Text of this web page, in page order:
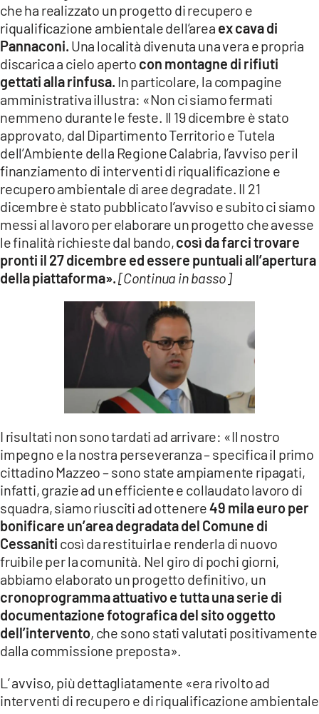
LACTV.IT
LACONAIR.IT
LACITYMAG.IT
ILREGGINO.IT
COSENZACHANNEL.IT
ILVIBONESE.IT
CATANZAROCHANNEL.IT
LACAPITALENEWS.IT
App
che ha realizzato un progetto di recupero e
riqualificazione ambientale dell’area ex cava di
Pannaconi. Una località divenuta una vera e propria
discarica a cielo aperto con montagne di rifiuti
gettati alla rinfusa. In particolare, la compagine
amministrativa illustra: «Non ci siamo fermati
nemmeno durante le feste. Il 19 dicembre è stato
approvato, dal Dipartimento Territorio e Tutela
dell’Ambiente della Regione Calabria, l’avviso per il
finanziamento di interventi di riqualificazione e
recupero ambientale di aree degradate. Il 21
dicembre è stato pubblicato l’avviso e subito ci siamo
messi al lavoro per elaborare un progetto che avesse
le finalità richieste dal bando,così da farci trovare
pronti il 27 dicembre ed essere puntuali all’apertura
della piattaforma».[Continua in basso]
I risultati non sono tardati ad arrivare: «Il nostro
impegno e la nostra perseveranza – specifica il primo
cittadino Mazzeo – sono state ampiamente ripagati,
infatti, grazie ad un efficiente e collaudato lavoro di
squadra, siamo riusciti ad ottenere49 mila euro per
bonificare un’area degradata del Comune di
Cessaniti così da restituirla e renderla di nuovo
fruibile per la comunità. Nel giro di pochi giorni,
abbiamo elaborato un progetto definitivo, un
cronoprogramma attuativo e tutta una serie di
documentazione fotografica del sito oggetto
dell’intervento, che sono stati valutati positivamente
dalla commissione preposta».
L’ avviso, più dettagliatamente «era rivolto ad
interventi di recupero e di riqualificazione ambientale